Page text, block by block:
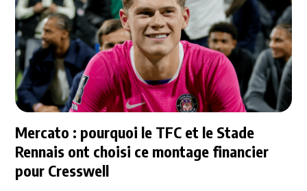
Mercato : pourquoi le TFC et le Stade
Rennais ont choisi ce montage financier
pour Cresswell